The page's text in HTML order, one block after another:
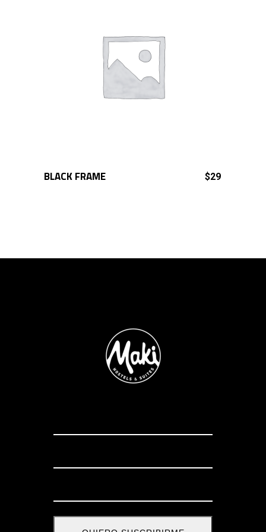
ADD TO CART
BLACK FRAME $29